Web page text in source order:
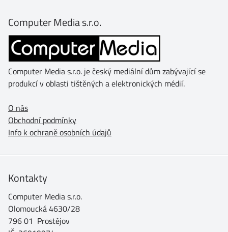
Computer Media s.r.o.
Computer Media s.r.o. je český mediální dům zabývající se
produkcí v oblasti tištěných a elektronických médií.
O nás
Obchodní podmínky
Info k ochraně osobních údajů
Kontakty
Computer Media s.r.o.
Olomoucká 4630/28
796 01 Prostějov